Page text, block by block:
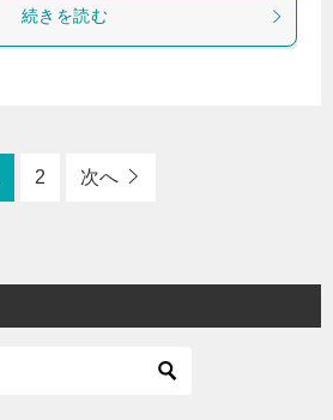
続きを読む
2 次へ